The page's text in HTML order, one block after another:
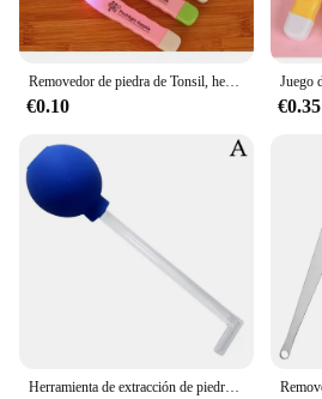
Removedor de piedra de Tonsil, herramienta de cuidado de limpieza, irrigador de oreja de acero inoxidable, jeringa, color aleatorio, luz LED, nuevo
€0.10 €0.35
Herramienta de extracción de piedra, removedor Manual, limpieza de la boca, cuidado, cera del oído, limpiador de bolas de succión